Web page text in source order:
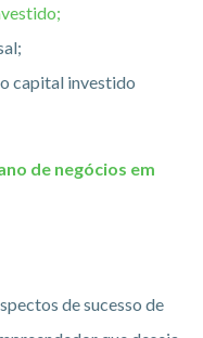
capital investido
de negócios em
de sucesso de